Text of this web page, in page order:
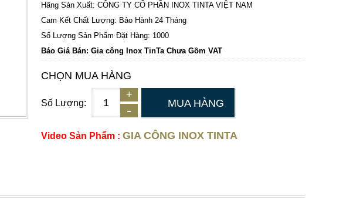
Hãng Sản Xuất: CÔNG TY CỔ PHẦN INOX TINTA VIỆT NAM
Cam Kết Chất Lượng: Bảo Hành 24 Tháng
Số Lượng Sản Phẩm Đặt Hàng: 1000
Báo Giá Bán: Gia công Inox TinTa Chưa Gồm VAT
CHỌN MUA HÀNG
Số Lượng: MUA HÀNG
Video Sản Phẩm : GIA CÔNG INOX TINTA